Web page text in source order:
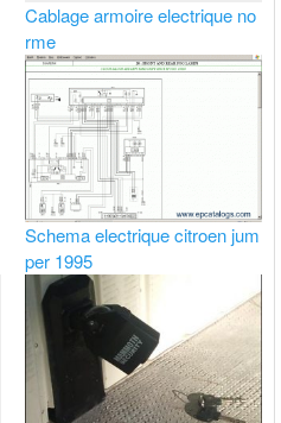
Cablage armoire electrique no
rme
Schema electrique citroen jum
per 1995